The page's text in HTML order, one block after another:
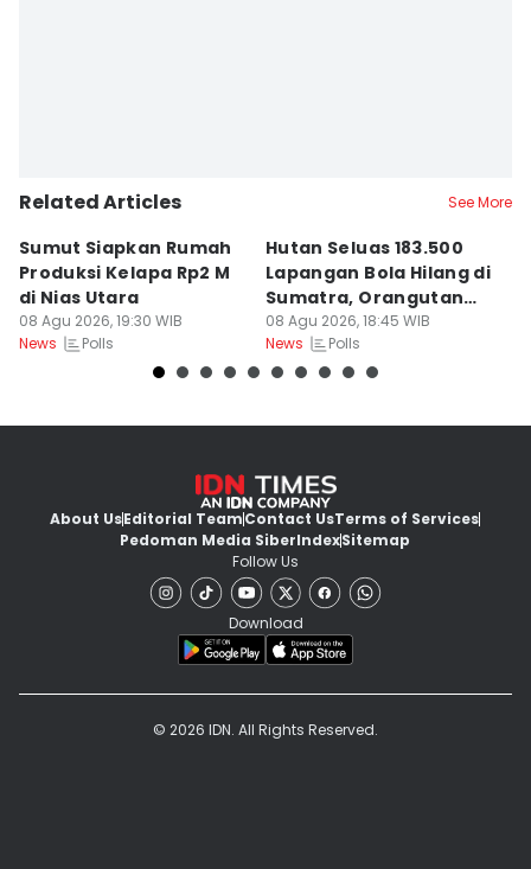
Related Articles See More
Sumut Siapkan Rumah
Produksi Kelapa Rp2 M
di Nias Utara
08 Agu 2026, 19:30 WIB
News
Polls
Hutan Seluas 183.500
Lapangan Bola Hilang di
Sumatra, Orangutan
Tertekan
08 Agu 2026, 18:45 WIB
News
Polls
About UsEditorial TeamContact UsTerms of Services
Pedoman Media SiberIndexSitemap
Follow Us
Download
© 2026 IDN. All Rights Reserved.